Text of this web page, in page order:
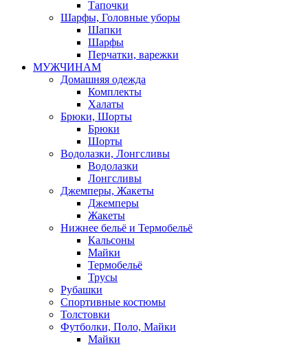
Тапочки
Шарфы, Головные уборы
Шапки
Шарфы
Перчатки, варежки
МУЖЧИНАМ
Домашняя одежда
Комплекты
Халаты
Брюки, Шорты
Брюки
Шорты
Водолазки, Лонгсливы
Водолазки
Лонгсливы
Джемперы, Жакеты
Джемперы
Жакеты
Нижнее бельё и Термобельё
Кальсоны
Майки
Термобельё
Трусы
Рубашки
Спортивные костюмы
Толстовки
Футболки, Поло, Майки
Майки